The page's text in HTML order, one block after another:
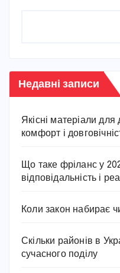
Недавні записи
Якісні матеріали для
комфорт і
Що таке фріланс у
відповідальність і
Коли закон набирає
Скільки районів в
сучасного поділу